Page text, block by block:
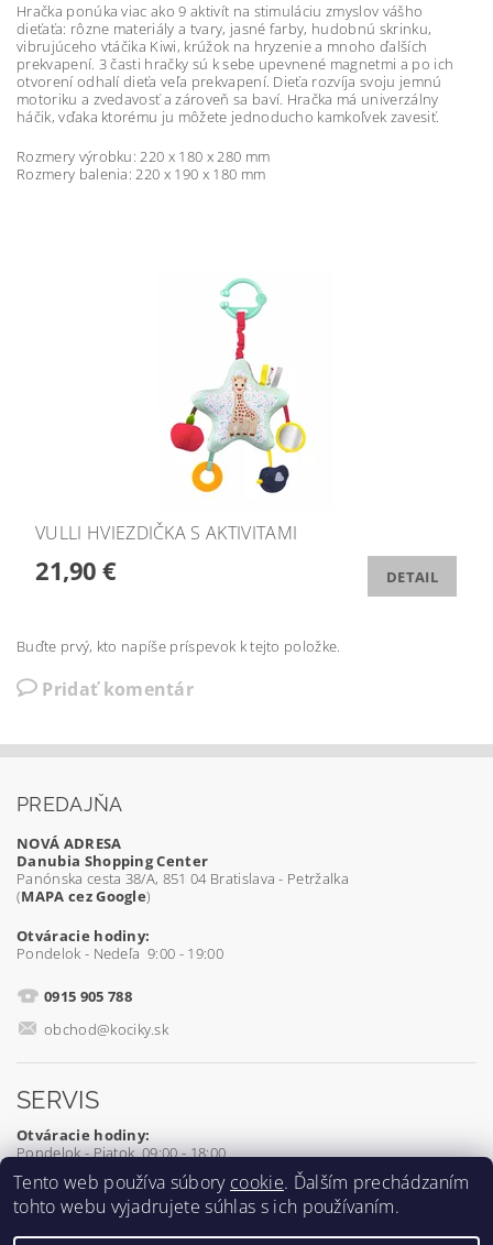
Hračka ponúka viac ako 9 aktivít na stimuláciu zmyslov vášho
dieťaťa: rôzne materiály a tvary, jasné farby, hudobnú skrinku,
vibrujúceho vtáčika Kiwi, krúžok na hryzenie a mnoho ďalších
prekvapení. 3 časti hračky sú k sebe upevnené magnetmi a po ich
otvorení odhalí dieťa veľa prekvapení. Dieťa rozvíja svoju jemnú
motoriku a zvedavosť a zároveň sa baví. Hračka má univerzálny
háčik, vďaka ktorému ju môžete jednoducho kamkoľvek zavesiť.
Rozmery výrobku: 220 x 180 x 280 mm
Rozmery balenia: 220 x 190 x 180 mm
VULLI HVIEZDIČKA S AKTIVITAMI
21,90 € DETAIL
Buďte prvý, kto napíše príspevok k tejto položke.
Pridať komentár
PREDAJŇA
NOVÁ ADRESA
Danubia Shopping Center
Panónska cesta 38/A, 851 04 Bratislava - Petržalka
(MAPA cez Google)
Otváracie hodiny:
Pondelok - Nedeľa 9:00 - 19:00
0915 905 788
obchod@kociky.sk
SERVIS
Otváracie hodiny:
Pondelok - Piatok 09:00 - 18:00
0905 539 927
Tento web používa súbory cookie. Ďalším prechádzaním
tohto webu vyjadrujete súhlas s ich používaním.